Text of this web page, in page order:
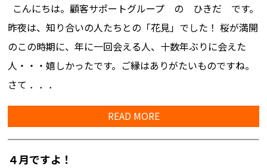
こんにちは。顧客サポートグループ の ひきだ です。
昨夜は、知り合いの人たちとの「花見」でした！ 桜が満開
のこの時期に、年に一回会える人、十数年ぶりに会えた
人・・・嬉しかったです。ご縁はありがたいものですね。
さて ．．．
READ MORE
４月ですよ！